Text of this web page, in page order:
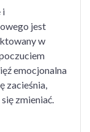
nią
pogodzić
i
jest
w
emocjonalna
zacieśnia,
zmieniać.